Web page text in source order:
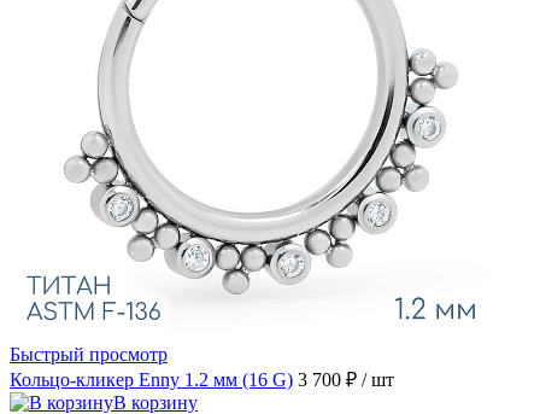
Быстрый просмотр
Кольцо-кликер Enny 1.2 мм (16 G) 3 700 ₽ / шт
В корзину